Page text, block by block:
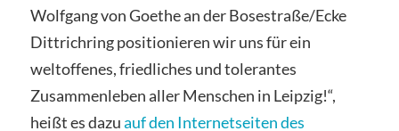
Wolfgang von Goethe an der Bosestraße/Ecke
Dittrichring positionieren wir uns für ein
weltoffenes, friedliches und tolerantes
Zusammenleben aller Menschen in Leipzig!“,
heißt es dazuauf den Internetseiten des